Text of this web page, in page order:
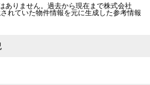
ありません。過去から現在まで株式会社
れていた物件情報を元に生成した参考情報